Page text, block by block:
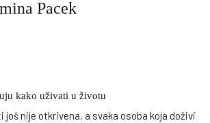
Pacek
kako uživati u životu
još nije otkrivena, a svaka osoba koja doživi